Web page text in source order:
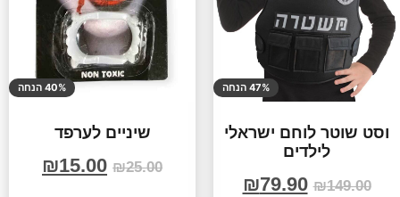
47% הנחה
וסט שוטר לוחם ישראלי
לילדים
₪149.00
₪79.90
40% הנחה
שיניים לערפד
₪25.00
₪15.00